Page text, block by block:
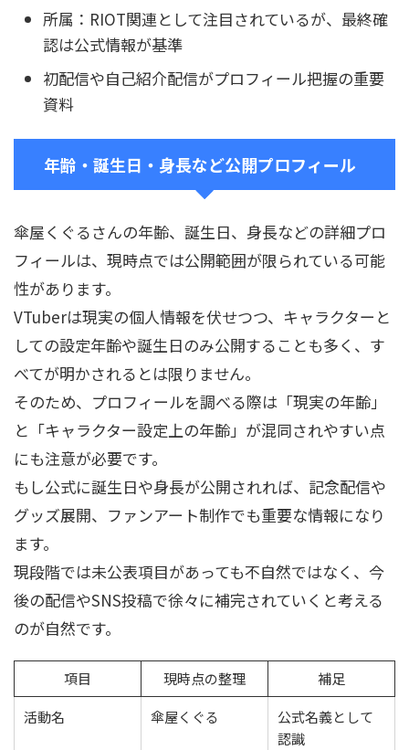
所属：RIOT関連として注目されているが、最終確
認は公式情報が基準
初配信や自己紹介配信がプロフィール把握の重要
資料
年齢・誕生日・身長など公開プロフィール
傘屋くぐるさんの年齢、誕生日、身長などの詳細プロ
フィールは、現時点では公開範囲が限られている可能
性があります。
VTuberは現実の個人情報を伏せつつ、キャラクターと
しての設定年齢や誕生日のみ公開することも多く、す
べてが明かされるとは限りません。
そのため、プロフィールを調べる際は「現実の年齢」
と「キャラクター設定上の年齢」が混同されやすい点
にも注意が必要です。
もし公式に誕生日や身長が公開されれば、記念配信や
グッズ展開、ファンアート制作でも重要な情報になり
ます。
現段階では未公表項目があっても不自然ではなく、今
後の配信やSNS投稿で徐々に補完されていくと考える
のが自然です。
項目 現時点の整理
補足
活動名
傘屋くぐる
公式名義として
認識